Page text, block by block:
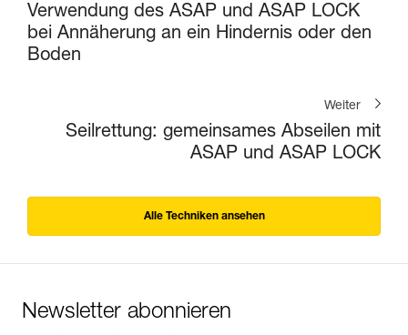
Verwendung des ASAP und ASAP LOCK
bei Annäherung an ein Hindernis oder den
Boden
Weiter
Seilrettung: gemeinsames Abseilen mit
ASAP und ASAP LOCK
Alle Techniken ansehen
Newsletter abonnieren